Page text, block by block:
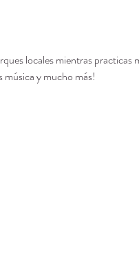
locales mientras practicas
música y mucho más!